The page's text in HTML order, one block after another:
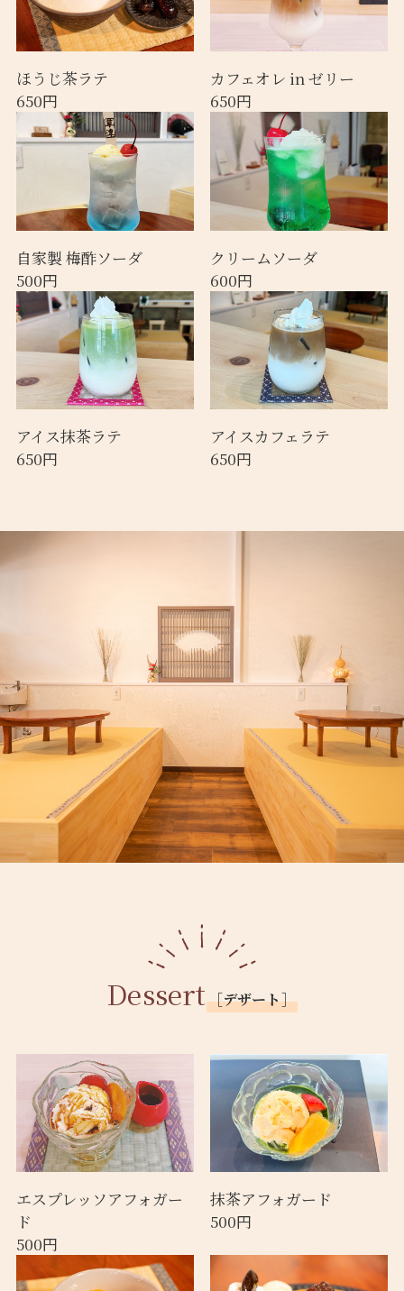
ほうじ茶ラテ
650円
カフェオレ in ゼリー
650円
自家製 梅酢ソーダ
500円
クリームソーダ
600円
アイス抹茶ラテ
650円
アイスカフェラテ
650円
Dessert［デザート］
エスプレッソアフォガー
ド
500円
抹茶アフォガード
500円